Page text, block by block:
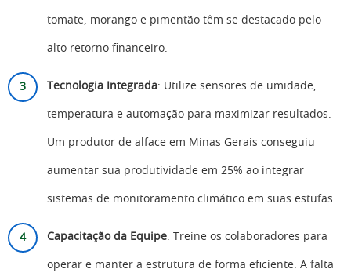
tomate, morango e pimentão têm se destacado pelo
alto retorno financeiro.
Tecnologia Integrada: Utilize sensores de umidade,
temperatura e automação para maximizar resultados.
Um produtor de alface em Minas Gerais conseguiu
aumentar sua produtividade em 25% ao integrar
sistemas de monitoramento climático em suas estufas.
Capacitação da Equipe: Treine os colaboradores para
operar e manter a estrutura de forma eficiente. A falta